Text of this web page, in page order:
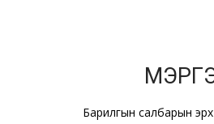
Барилгын салбарын